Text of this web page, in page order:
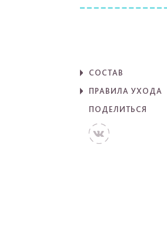
СОСТАВ
ПРАВИЛА УХОДА
ПОДЕЛИТЬСЯ